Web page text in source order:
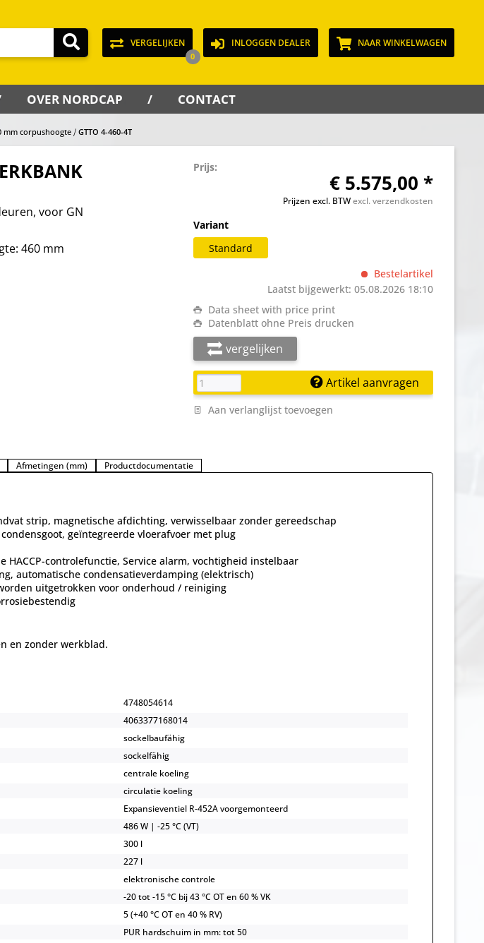
VERGELIJKEN
0
INLOGGEN DEALER NAAR WINKELWAGEN
OVER NORDCAP CONTACT
mm corpushoogte GTTO 4-460-4T
voor GN
460 mm
Prijs:
€ 5.575,00 *
Prijzen excl. BTWexcl. verzendkosten
Variant
Standard
Bestelartikel
Laatst bijgewerkt: 05.08.2026 18:10
Data sheet with price print
Datenblatt ohne Preis drucken
vergelijken
Artikel aanvragen
Aan verlanglijst toevoegen
Afmetingen (mm) Productdocumentatie
strip, magnetische afdichting, verwisselbaar zonder gereedschap
geïntegreerde vloerafvoer met plug
HACCP-controlefunctie, Service alarm, vochtigheid instelbaar
automatische condensatieverdamping (elektrisch)
uitgetrokken voor onderhoud / reiniging
en zonder werkblad.
4748054614
4063377168014
sockelbaufähig
sockelfähig
centrale koeling
circulatie koeling
Expansieventiel R-452A voorgemonteerd
486 W | -25 °C (VT)
300 l
227 l
elektronische controle
-20 tot -15 °C bij 43 °C OT en 60 % VK
5 (+40 °C OT en 40 % RV)
PUR hardschuim in mm: tot 50